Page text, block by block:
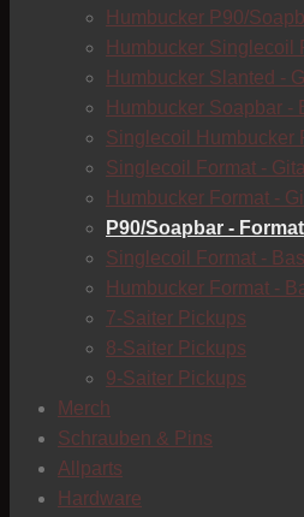
Humbucker P90/
Humbucker Singlecoil
Humbucker Slanted -
Humbucker Soapbar -
Singlecoil Humbucker
Singlecoil Format -
Humbucker Format -
P90/Soapbar - Format
Singlecoil Format -
Humbucker Format -
7-Saiter Pickups
8-Saiter Pickups
9-Saiter Pickups
Merch
Schrauben & Pins
Allparts
Hardware